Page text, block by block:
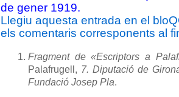
de gener 1919.
Llegiu aquesta entrada en el
els comentaris corresponents al
Fragment de«Escriptors a
Palafrugell, 7. Diputació de
Fundació Josep Pla.